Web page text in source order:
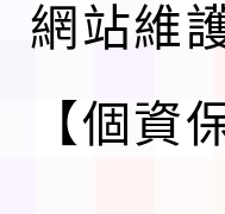
網站維
【個資